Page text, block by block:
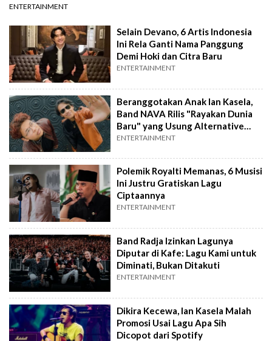
ENTERTAINMENT
Selain Devano, 6 Artis Indonesia
Ini Rela Ganti Nama Panggung
Demi Hoki dan Citra Baru
ENTERTAINMENT
Beranggotakan Anak Ian Kasela,
Band NAVA Rilis "Rayakan Dunia
Baru" yang Usung Alternative
Rock
ENTERTAINMENT
Polemik Royalti Memanas, 6 Musisi
Ini Justru Gratiskan Lagu
Ciptaannya
ENTERTAINMENT
Band Radja Izinkan Lagunya
Diputar di Kafe: Lagu Kami untuk
Diminati, Bukan Ditakuti
ENTERTAINMENT
Dikira Kecewa, Ian Kasela Malah
Promosi Usai Lagu Apa Sih
Dicopot dari Spotify